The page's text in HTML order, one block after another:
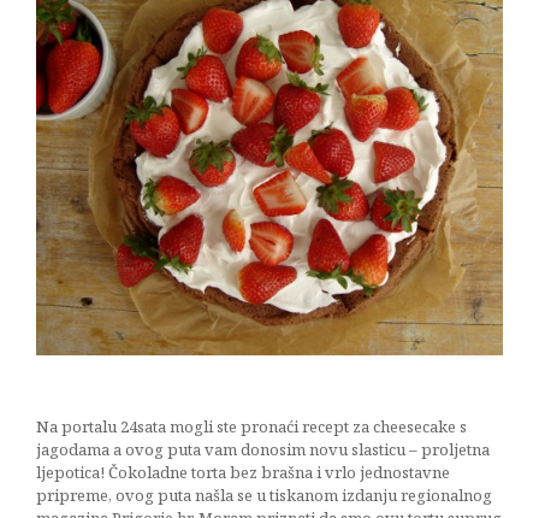
Na portalu 24sata mogli ste pronaći recept za cheesecake s
jagodama a ovog puta vam donosim novu slasticu – proljetna
ljepotica! Čokoladne torta bez brašna i vrlo jednostavne
pripreme, ovog puta našla se u tiskanom izdanju regionalnog